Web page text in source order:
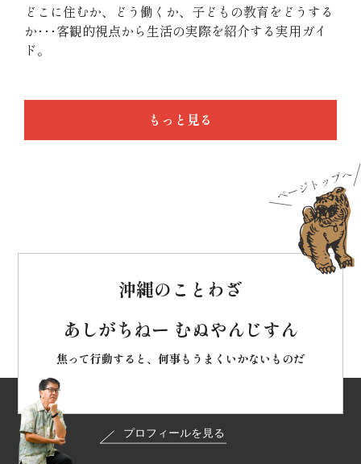
どこに住むか、どう働くか、子どもの教育をどうする
か･･･客観的視点から生活の実際を紹介する実用ガイ
ド。
もっと見る
沖縄のことわざ
あしがちねー むぬやんじすん
焦って行動すると、何事もうまくいかないものだ